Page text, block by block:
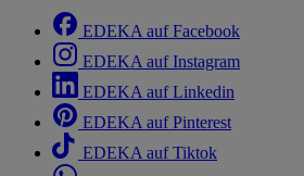
EDEKA auf Facebook
EDEKA auf Instagram
EDEKA auf Linkedin
EDEKA auf Pinterest
EDEKA auf Tiktok